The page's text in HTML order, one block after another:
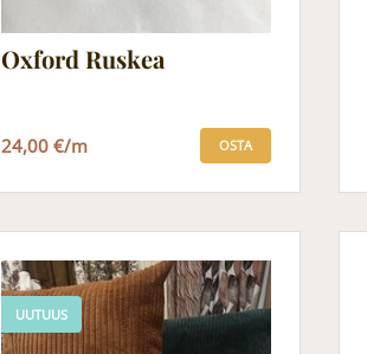
Oxford Ruskea
24,00 €/m OSTA
UUTUUS